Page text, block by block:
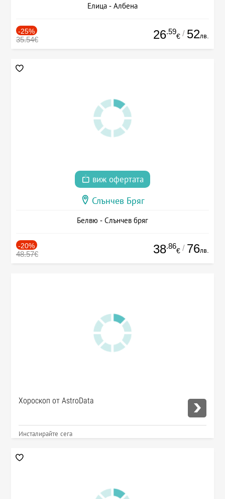
Елица - Албена
-25%
35.54€ 26.59
€ / 52лв.
виж офертата
Слънчев Бряг
Белвю - Слънчев бряг
-20%
48.57€ 38.86
€ / 76лв.
Хороскоп от AstroData
Инсталирайте сега